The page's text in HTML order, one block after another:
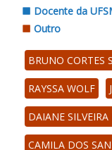
Docente da
Outro
BRUNO CORTES
RAYSSA WOLF
DAIANE SILVEIRA
CAMILA DOS